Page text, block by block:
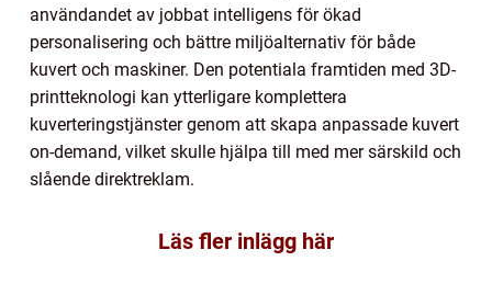
användandet av jobbat intelligens för ökad
personalisering och bättre miljöalternativ för både
kuvert och maskiner. Den potentiala framtiden med 3D-
printteknologi kan ytterligare komplettera
kuverteringstjänster genom att skapa anpassade kuvert
on-demand, vilket skulle hjälpa till med mer särskild och
slående direktreklam.
Läs fler inlägg här